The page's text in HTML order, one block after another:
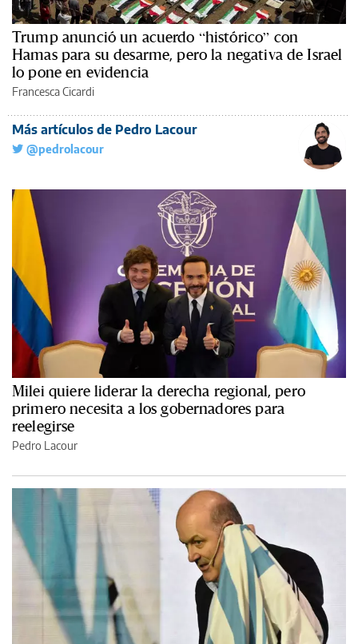
Trump anunció un acuerdo “histórico” con
Hamas para su desarme, pero la negativa de Israel
lo pone en evidencia
Francesca Cicardi
Más artículos de Pedro Lacour
@pedrolacour
Milei quiere liderar la derecha regional, pero
primero necesita a los gobernadores para
reelegirse
Pedro Lacour